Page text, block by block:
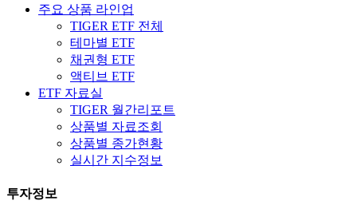
주요 상품 라인업
TIGER ETF 전체
테마별 ETF
채권형 ETF
액티브 ETF
ETF 자료실
TIGER 월간리포트
상품별 자료조회
상품별 종가현황
실시간 지수정보
투자정보